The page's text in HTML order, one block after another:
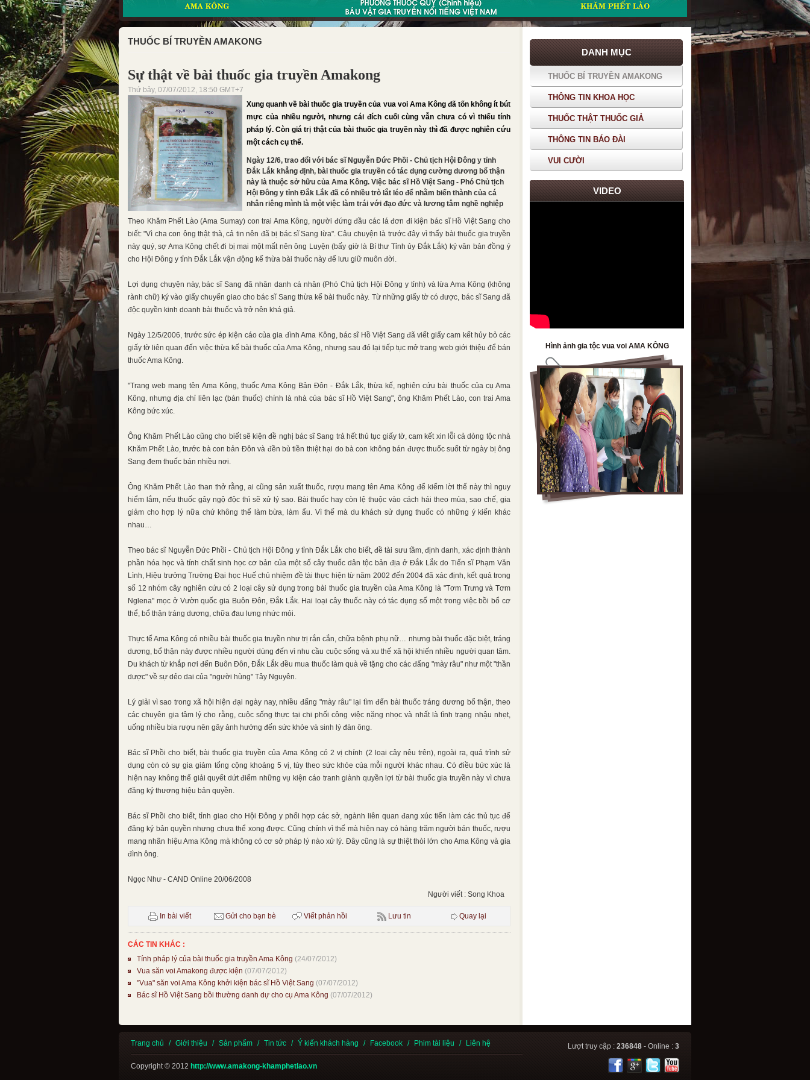
DANH MỤC
THUỐC BÍ TRUYỀN AMAKONG
THÔNG TIN KHOA HỌC
THUỐC THẬT THUỐC GIẢ
THÔNG TIN BÁO ĐÀI
VUI CƯỜI
VIDEO
Hình ảnh gia tộc vua voi AMA KÔNG
THUỐC BÍ TRUYỀN AMAKONG
Sự thật về bài thuốc gia truyền Amakong
Thứ bảy, 07/07/2012, 18:50 GMT+7
Xung quanh về bài thuốc gia truyền của vua voi Ama Kông đã tốn không ít bút
mực của nhiều người, nhưng cái đích cuối cùng vẫn chưa có vì thiếu tính
pháp lý. Còn giá trị thật của bài thuốc gia truyền này thì đã được nghiên cứu
một cách cụ thể.
Ngày 12/6, trao đổi với bác sĩ Nguyễn Đức Phồi - Chủ tịch Hội Đông y tỉnh
Đắk Lắk khẳng định, bài thuốc gia truyền có tác dụng cường dương bổ thận
này là thuộc sở hữu của Ama Kông. Việc bác sĩ Hồ Việt Sang - Phó Chủ tịch
Hội Đông y tỉnh Đắk Lắk đã có nhiều trò lắt léo để nhằm biến thành của cá
nhân riêng mình là một việc làm trái với đạo đức và lương tâm nghề nghiệp
Theo Khăm Phết Lào (Ama Sumay) con trai Ama Kông, người đứng đầu các lá đơn đi kiện bác sĩ Hồ Việt Sang cho
biết: "Vì cha con ông thật thà, cả tin nên đã bị bác sĩ Sang lừa". Câu chuyện là trước đây vì thấy bài thuốc gia truyền
này quý, sợ Ama Kông chết đi bị mai một mất nên ông Luyện (bấy giờ là Bí thư Tỉnh ủy Đắk Lắk) ký văn bản đồng ý
cho Hội Đông y tỉnh Đắk Lắk vận động kế thừa bài thuốc này để lưu giữ muôn đời.
Lợi dụng chuyện này, bác sĩ Sang đã nhân danh cá nhân (Phó Chủ tịch Hội Đông y tỉnh) và lừa Ama Kông (không
rành chữ) ký vào giấy chuyển giao cho bác sĩ Sang thừa kế bài thuốc này. Từ những giấy tờ có được, bác sĩ Sang đã
độc quyền kinh doanh bài thuốc và trở nên khá giả.
Ngày 12/5/2006, trước sức ép kiện cáo của gia đình Ama Kông, bác sĩ Hồ Việt Sang đã viết giấy cam kết hủy bỏ các
giấy tờ liên quan đến việc thừa kế bài thuốc của Ama Kông, nhưng sau đó lại tiếp tục mở trang web giới thiệu để bán
thuốc Ama Kông.
"Trang web mang tên Ama Kông, thuốc Ama Kông Bản Đôn - Đắk Lắk, thừa kế, nghiên cứu bài thuốc của cụ Ama
Kông, nhưng địa chỉ liên lạc (bán thuốc) chính là nhà của bác sĩ Hồ Việt Sang", ông Khăm Phết Lào, con trai Ama
Kông bức xúc.
Ông Khăm Phết Lào cũng cho biết sẽ kiện đề nghị bác sĩ Sang trả hết thủ tục giấy tờ, cam kết xin lỗi cả dòng tộc nhà
Khăm Phết Lào, trước bà con bản Đôn và đền bù tiền thiệt hại do bà con không bán được thuốc suốt từ ngày bị ông
Sang đem thuốc bán nhiều nơi.
Ông Khăm Phết Lào than thở rằng, ai cũng sản xuất thuốc, rượu mang tên Ama Kông để kiếm lời thế này thì nguy
hiểm lắm, nếu thuốc gây ngộ độc thì sẽ xử lý sao. Bài thuốc hay còn lệ thuộc vào cách hái theo mùa, sao chế, gia
giảm cho hợp lý nữa chứ không thể làm bừa, làm ẩu. Vì thế mà du khách sử dụng thuốc có những ý kiến khác
nhau…
Theo bác sĩ Nguyễn Đức Phồi - Chủ tịch Hội Đông y tỉnh Đắk Lắk cho biết, đề tài sưu tầm, định danh, xác định thành
phần hóa học và tính chất sinh học cơ bản của một số cây thuốc dân tộc bản địa ở Đắk Lắk do Tiến sĩ Phạm Văn
Lình, Hiệu trưởng Trường Đại học Huế chủ nhiệm đề tài thực hiện từ năm 2002 đến 2004 đã xác định, kết quả trong
số 12 nhóm cây nghiên cứu có 2 loại cây sử dụng trong bài thuốc gia truyền của Ama Kông là "Tơm Trưng và Tơm
Nglena" mọc ở Vườn quốc gia Buôn Đôn, Đắk Lắk. Hai loại cây thuốc này có tác dụng số một trong việc bồi bổ cơ
thể, bổ thận tráng dương, chữa đau lưng nhức mỏi.
Thực tế Ama Kông có nhiều bài thuốc gia truyền như trị rắn cắn, chữa bệnh phụ nữ… nhưng bài thuốc đặc biệt, tráng
dương, bổ thận này được nhiều người dùng đến vì nhu cầu cuộc sống và xu thế xã hội khiến nhiều người quan tâm.
Du khách từ khắp nơi đến Buôn Đôn, Đắk Lắk đều mua thuốc làm quà về tặng cho các đấng "mày râu" như một "thần
dược" về sự dẻo dai của "người hùng" Tây Nguyên.
Lý giải vì sao trong xã hội hiện đại ngày nay, nhiều đấng "mày râu" lại tìm đến bài thuốc tráng dương bổ thận, theo
các chuyên gia tâm lý cho rằng, cuộc sống thực tại chi phối công việc nặng nhọc và nhất là tình trạng nhậu nhẹt,
uống nhiều bia rượu nên gây ảnh hưởng đến sức khỏe và sinh lý đàn ông.
Bác sĩ Phồi cho biết, bài thuốc gia truyền của Ama Kông có 2 vị chính (2 loại cây nêu trên), ngoài ra, quá trình sử
dụng còn có sự gia giảm tổng cộng khoảng 5 vị, tùy theo sức khỏe của mỗi người khác nhau. Có điều bức xúc là
hiện nay không thể giải quyết dứt điểm những vụ kiện cáo tranh giành quyền lợi từ bài thuốc gia truyền này vì chưa
đăng ký thương hiệu bản quyền.
Bác sĩ Phồi cho biết, tỉnh giao cho Hội Đông y phối hợp các sở, ngành liên quan đang xúc tiến làm các thủ tục để
đăng ký bản quyền nhưng chưa thể xong được. Cũng chính vì thế mà hiện nay có hàng trăm người bán thuốc, rượu
mang nhãn hiệu Ama Kông mà không có cơ sở pháp lý nào xử lý. Đây cũng là sự thiệt thòi lớn cho Ama Kông và gia
đình ông.
Ngọc Như - CAND Online 20/06/2008
Người viết : Song Khoa
In bài viết Gửi cho bạn bè Viết phản hồi Lưu tin Quay lại
CÁC TIN KHÁC :
Tính pháp lý của bài thuốc gia truyền Ama Kông (24/07/2012)
Vua săn voi Amakong được kiện (07/07/2012)
"Vua" săn voi Ama Kông khởi kiện bác sĩ Hồ Việt Sang (07/07/2012)
Bác sĩ Hồ Việt Sang bồi thường danh dự cho cụ Ama Kông (07/07/2012)
Trang chủ / Giới thiệu / Sản phẩm / Tin tức / Ý kiến khách hàng / Facebook / Phim tài liệu / Liên hệ
Copyright © 2012 http://www.amakong-khamphetlao.vn
Lượt truy cập : 236848 - Online : 3